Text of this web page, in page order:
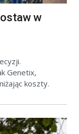
w
Genetix,
koszty.